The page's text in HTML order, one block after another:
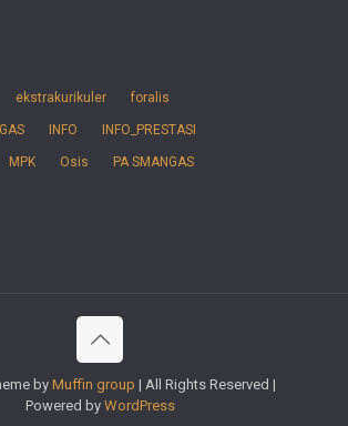
ekstrakurikuler foralis
INFO INFO_PRESTASI
MPK Osis PA SMANGAS
by Muffin group | All Rights Reserved |
Powered by WordPress